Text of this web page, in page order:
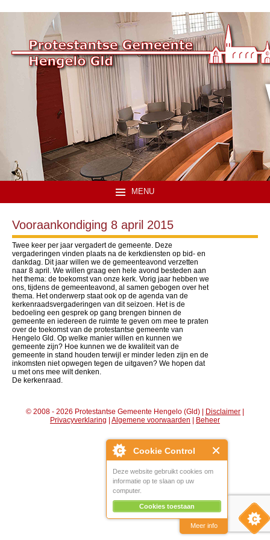
Cookie Control
Deze website gebruikt cookies om
informatie op te slaan op uw
computer.
Cookies toestaan
Meer info
MENU
Vooraankondiging 8 april 2015
Twee keer per jaar vergadert de gemeente. Deze
vergaderingen vinden plaats na de kerkdiensten op bid- en
dankdag. Dit jaar willen we de gemeenteavond verzetten
naar 8 april. We willen graag een hele avond besteden aan
het thema: de toekomst van onze kerk. Vorig jaar hebben we
ons, tijdens de gemeenteavond, al samen gebogen over het
thema. Het onderwerp staat ook op de agenda van de
kerkenraadsvergaderingen van dit seizoen. Het is de
bedoeling een gesprek op gang brengen binnen de
gemeente en iedereen de ruimte te geven om mee te praten
over de toekomst van de protestantse gemeente van
Hengelo Gld. Op welke manier willen en kunnen we
gemeente zijn? Hoe kunnen we de kwaliteit van de
gemeente in stand houden terwijl er minder leden zijn en de
inkomsten niet opwegen tegen de uitgaven? We hopen dat
u met ons mee wilt denken.
De kerkenraad.
© 2008 - 2026 Protestantse Gemeente Hengelo (Gld) | Disclaimer |
Privacyverklaring | Algemene voorwaarden | Beheer